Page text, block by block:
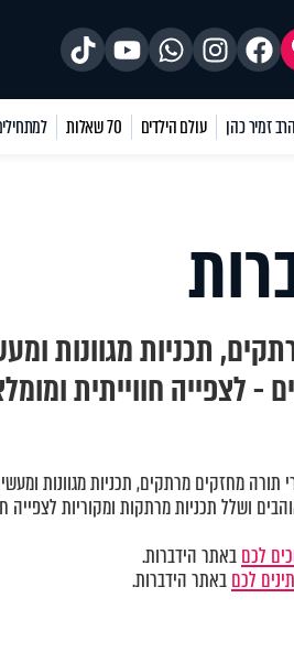
הרב זמיר כהן עולם הילדים 70 שאלות
תכניות מגוונות
- לצפייה חווייתית
תורה מחזקים מרתקים, תכניות מגוונות
ושלל תכניות מרתקות ומקוריות לצפייה
לכםבאתר הידברות.
לכםבאתר הידברות.